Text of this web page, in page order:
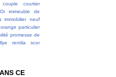
couple
courtier
immeuble de
immobilier neuf
orange particulier
promesse de
rentila
scor
CE